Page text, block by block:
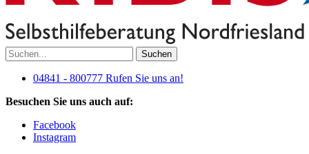
Suchen
04841 - 800777 Rufen Sie uns an!
Besuchen Sie uns auch auf:
Facebook
Instagram